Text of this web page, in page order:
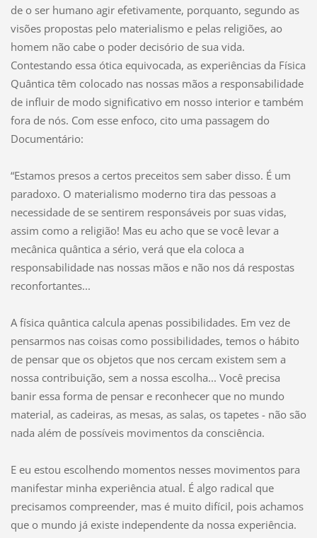
de o ser humano agir efetivamente, porquanto, segundo as
visões propostas pelo materialismo e pelas religiões, ao
homem não cabe o poder decisório de sua vida.
Contestando essa ótica equivocada, as experiências da Física
Quântica têm colocado nas nossas mãos a responsabilidade
de influir de modo significativo em nosso interior e também
fora de nós. Com esse enfoco, cito uma passagem do
Documentário:
“Estamos presos a certos preceitos sem saber disso. É um
paradoxo. O materialismo moderno tira das pessoas a
necessidade de se sentirem responsáveis por suas vidas,
assim como a religião! Mas eu acho que se você levar a
mecânica quântica a sério, verá que ela coloca a
responsabilidade nas nossas mãos e não nos dá respostas
reconfortantes...
A física quântica calcula apenas possibilidades. Em vez de
pensarmos nas coisas como possibilidades, temos o hábito
de pensar que os objetos que nos cercam existem sem a
nossa contribuição, sem a nossa escolha... Você precisa
banir essa forma de pensar e reconhecer que no mundo
material, as cadeiras, as mesas, as salas, os tapetes - não são
nada além de possíveis movimentos da consciência.
E eu estou escolhendo momentos nesses movimentos para
manifestar minha experiência atual. É algo radical que
precisamos compreender, mas é muito difícil, pois achamos
que o mundo já existe independente da nossa experiência.